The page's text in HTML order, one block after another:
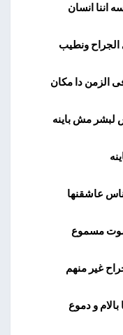
اننا انسان
الجراح ونطيب
الزمن دا مكان
لبشر مش باينه
عاشقنها
مسموع
غير منهم
بالام و دموع